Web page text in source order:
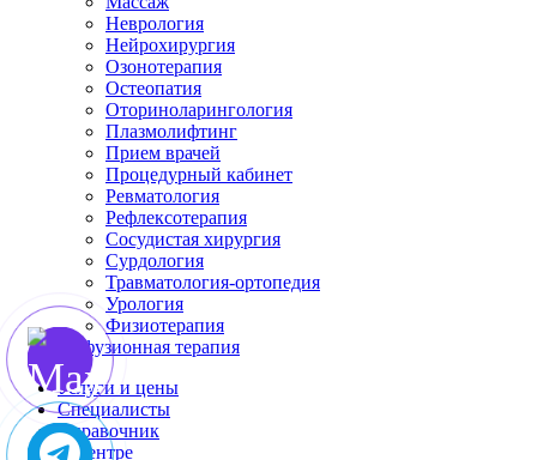
Неврология
Нейрохирургия
Озонотерапия
Остеопатия
Оториноларингология
Плазмолифтинг
Прием врачей
Процедурный кабинет
Ревматология
Рефлексотерапия
Сосудистая хирургия
Сурдология
Травматология-ортопедия
Урология
Физиотерапия
Инфузионная терапия
Услуги и цены
Специалисты
Справочник
О центре